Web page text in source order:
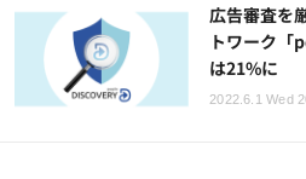
広告審査を
トワーク
は21%に
2022.6.1 Wed